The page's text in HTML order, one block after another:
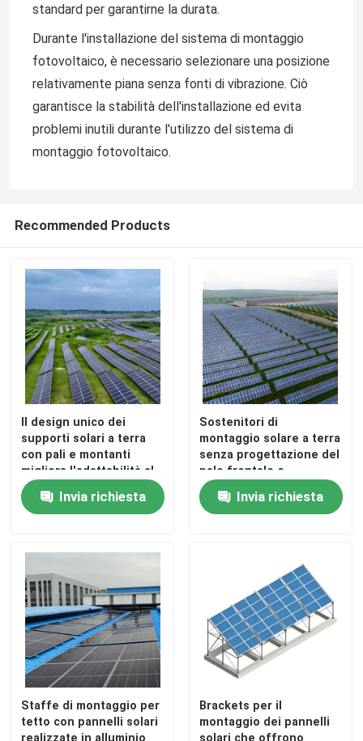
Casa
Prodotti
Video
Circa noi
Giro della fabbrica
Contattici
Richieda una citazione
Sistema del montaggio di pannello solare
Supporti di attacco del pannello solare
standard per garantirne la durata.
Durante l'installazione del sistema di montaggio
fotovoltaico, è necessario selezionare una posizione
relativamente piana senza fonti di vibrazione. Ciò
garantisce la stabilità dell'installazione ed evita
problemi inutili durante l'utilizzo del sistema di
montaggio fotovoltaico.
Recommended Products
Il design unico dei
supporti solari a terra
con pali e montanti
migliora l'adattabilità al
suolo e rafforza la
stabilità complessiva del
Invia richiesta
Sostenitori di
montaggio solare a terra
senza progettazione del
palo frontale e
componenti in alluminio
anodizzato per soluzioni
Invia richiesta
Staffe di montaggio per
tetto con pannelli solari
realizzate in alluminio
Brackets per il
montaggio dei pannelli
solari che offrono